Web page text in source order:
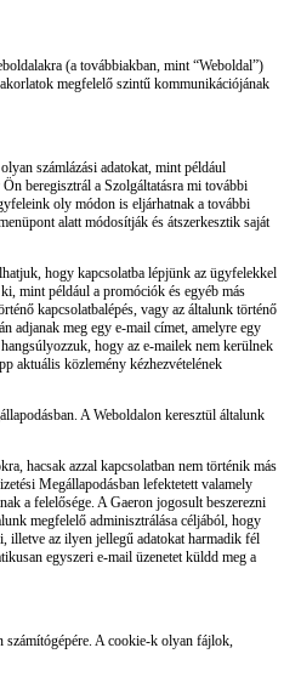
(a továbbiakban, mint “Weboldal”)
megfelelő szintű kommunikációjának
számlázási adatokat, mint például
beregisztrál a Szolgáltatásra mi további
oly módon is eljárhatnak a további
alatt módosítják és átszerkesztik saját
hogy kapcsolatba lépjünk az ügyfelekkel
mint például a promóciók és egyéb más
kapcsolatbalépés, vagy az általunk történő
adjanak meg egy e-mail címet, amelyre egy
hogy az e-mailek nem kerülnek
aktuális közlemény kézhezvételének
A Weboldalon keresztül általunk
hacsak azzal kapcsolatban nem történik más
Megállapodásban lefektetett valamely
a felelősége. A Gaeron jogosult beszerezni
megfelelő adminisztrálása céljából, hogy
illetve az ilyen jellegű adatokat harmadik fél
egyszeri e-mail üzenetet küldd meg a
számítógépére. A cookie-k olyan fájlok,